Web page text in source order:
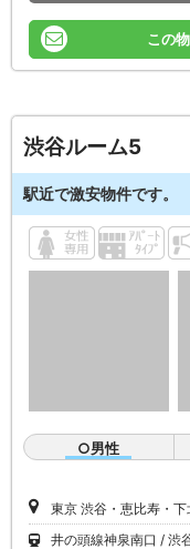
この
渋谷ルーム5
駅近で激安物件です。
○男性
東京 渋谷・恵比寿・下
井の頭線神泉南口
渋